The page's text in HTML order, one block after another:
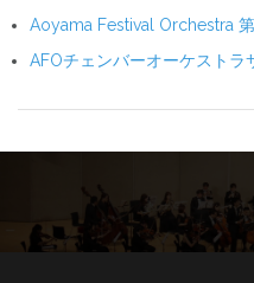
Aoyama Festival Orchestra
AFOチェンバーオーケストラ